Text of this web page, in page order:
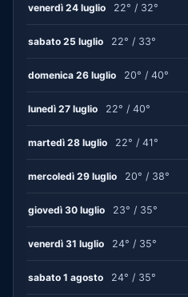
venerdì 24 luglio 22° / 32°
sabato 25 luglio 22° / 33°
domenica 26 luglio 20° / 40°
lunedì 27 luglio 22° / 40°
martedì 28 luglio 22° / 41°
mercoledì 29 luglio 20° / 38°
giovedì 30 luglio 23° / 35°
venerdì 31 luglio 24° / 35°
sabato 1 agosto 24° / 35°